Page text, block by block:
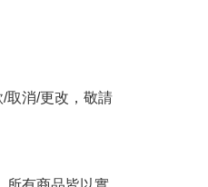
取消/更改，敬請